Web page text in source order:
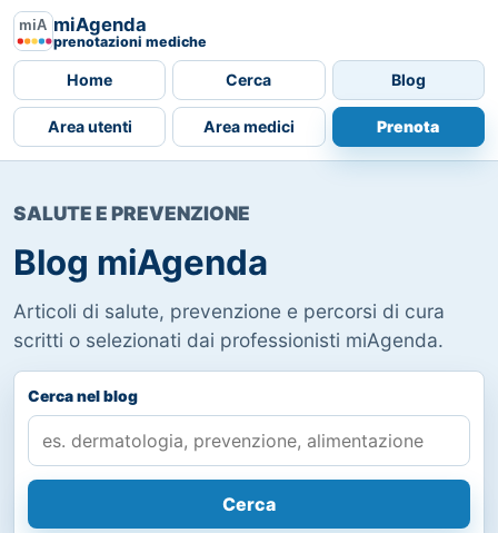
miAgenda
prenotazioni mediche
Home Cerca Blog
Area utenti Area medici Prenota
SALUTE E PREVENZIONE
Blog miAgenda
Articoli di salute, prevenzione e percorsi di cura
scritti o selezionati dai professionisti miAgenda.
Cerca nel blog
Cerca